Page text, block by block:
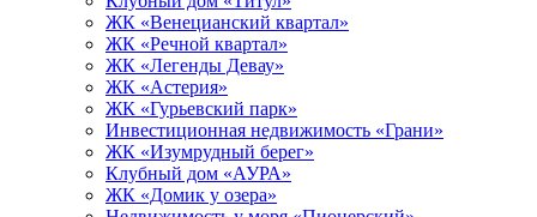
ЖК «Венецианский квартал»
ЖК «Речной квартал»
ЖК «Легенды Девау»
ЖК «Астерия»
ЖК «Гурьевский парк»
Инвестиционная недвижимость «Грани»
ЖК «Изумрудный берег»
Клубный дом «АУРА»
ЖК «Домик у озера»